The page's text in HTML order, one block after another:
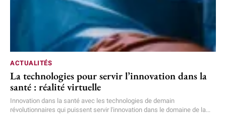
ACTUALITÉS
La technologies pour servir l’innovation dans la
santé : réalité virtuelle
Innovation dans la santé avec les technologies de demain
révolutionnaires qui puissent servir l'innovation dans le domaine de la...